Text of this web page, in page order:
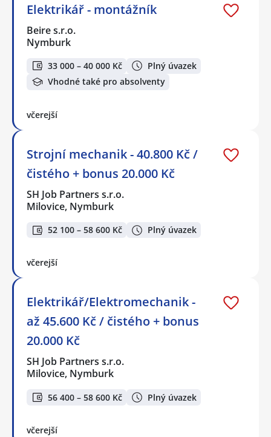
Elektrikář - montážník
Beire s.r.o.
Nymburk
33 000 – 40 000 Kč
Plný úvazek
Vhodné také pro absolventy
včerejší
Strojní mechanik - 40.800 Kč /
čistého + bonus 20.000 Kč
SH Job Partners s.r.o.
Milovice, Nymburk
52 100 – 58 600 Kč Plný úvazek
včerejší
Elektrikář/Elektromechanik -
až 45.600 Kč / čistého + bonus
20.000 Kč
SH Job Partners s.r.o.
Milovice, Nymburk
56 400 – 58 600 Kč Plný úvazek
včerejší